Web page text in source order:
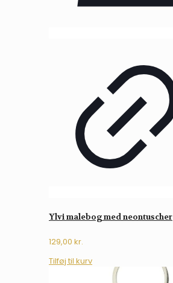
Ylvi malebog med neontuscher
129,00 kr.
Tilføj til kurv